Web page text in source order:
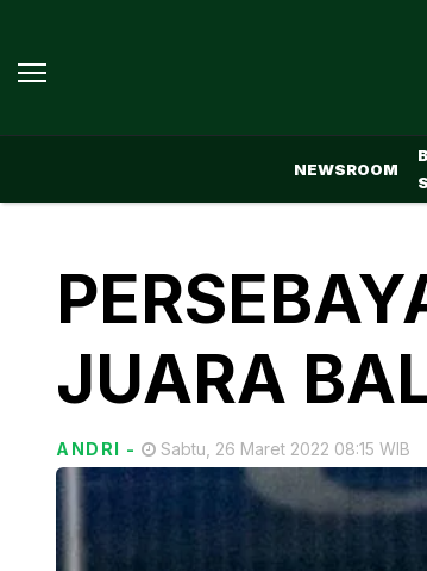
NEWSROOM
JUARA
ANDRI - Sabtu, 26 Maret 2022 08:15 WIB